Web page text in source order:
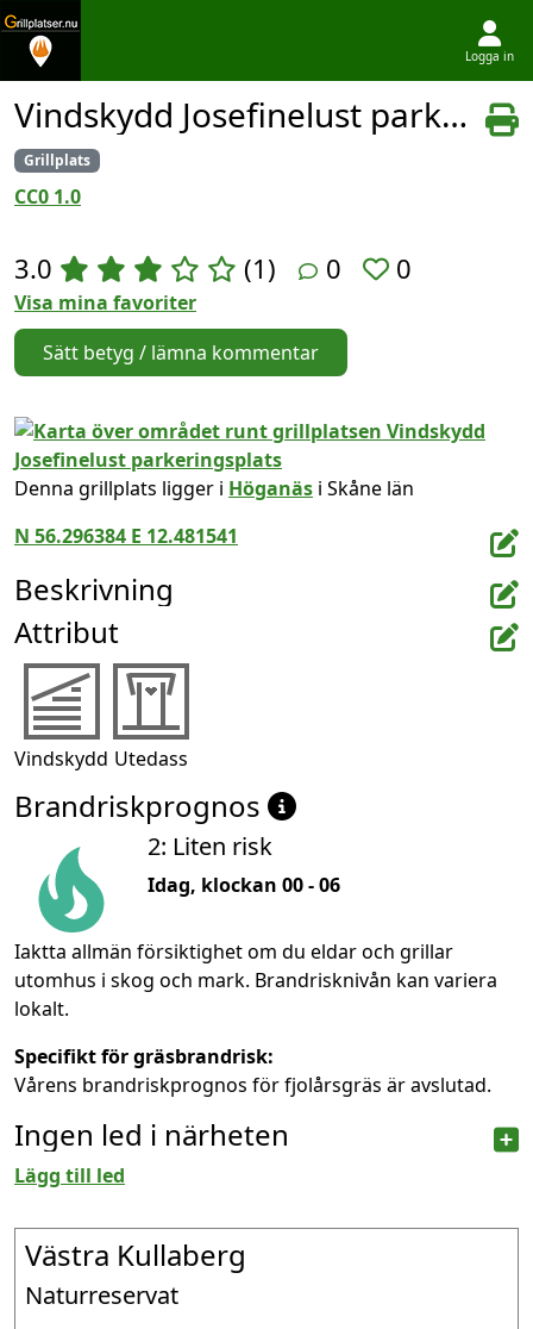
Logga in
Vindskydd Josefinelust parkeringsplats
Grillplats
CC0 1.0
3.0 (1) 0 0
Visa mina favoriter
Sätt betyg / lämna kommentar
Denna grillplats ligger i Höganäs i Skåne län
N 56.296384 E 12.481541
Beskrivning
Attribut
Vindskydd Utedass
Brandriskprognos
2: Liten risk
Idag, klockan 00 - 06
Iaktta allmän försiktighet om du eldar och grillar
utomhus i skog och mark. Brandrisknivån kan variera
lokalt.
Specifikt för gräsbrandrisk:
Vårens brandriskprognos för fjolårsgräs är avslutad.
Ingen led i närheten
Lägg till led
Västra Kullaberg
Naturreservat